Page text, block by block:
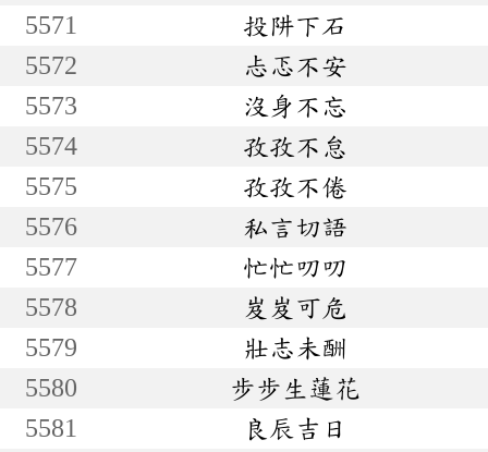
5571
投阱下石
5572
忐忑不安
5573
沒身不忘
5574
孜孜不怠
5575
孜孜不倦
5576
私言切語
5577
忙忙叨叨
5578
岌岌可危
5579
壯志未酬
5580
步步生蓮花
5581
良辰吉日